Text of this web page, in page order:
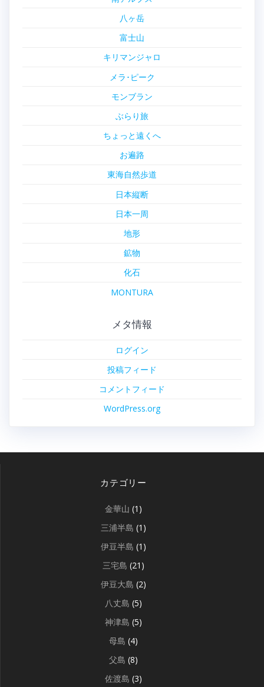
八ヶ岳
富士山
キリマンジャロ
メラ･ピーク
モンブラン
ぶらり旅
ちょっと遠くへ
お遍路
東海自然歩道
日本縦断
日本一周
地形
鉱物
化石
MONTURA
メタ情報
ログイン
投稿フィード
コメントフィード
WordPress.org
カテゴリー
金華山 (1)
三浦半島 (1)
伊豆半島 (1)
三宅島 (21)
伊豆大島 (2)
八丈島 (5)
神津島 (5)
母島 (4)
父島 (8)
佐渡島 (3)